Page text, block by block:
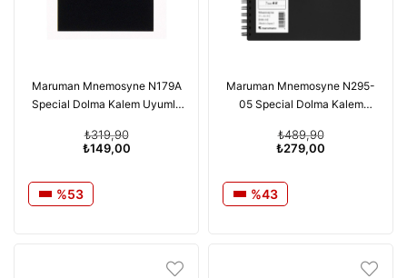
Maruman Mnemosyne N179A
Special Dolma Kalem Uyumlu
₺149,00
₺319,90
%53
Maruman Mnemosyne N295-
05 Special Dolma Kalem
Black
₺279,00
₺489,90
%43